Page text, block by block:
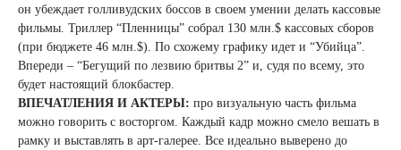
он убеждает голливудских боссов в своем умении делать кассовые
фильмы. Триллер “Пленницы” собрал 130 млн.$ кассовых сборов
(при бюджете 46 млн.$). По схожему графику идет и “Убийца”.
Впереди – “Бегущий по лезвию бритвы 2” и, судя по всему, это
будет настоящий блокбастер.
ВПЕЧАТЛЕНИЯ И АКТЕРЫ: про визуальную часть фильма
можно говорить с восторгом. Каждый кадр можно смело вешать в
рамку и выставлять в арт-галерее. Все идеально выверено до